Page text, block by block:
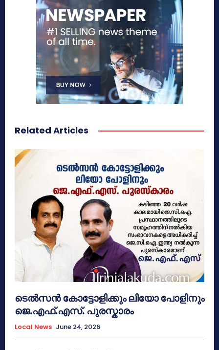
Related Articles
ടെൽസൻ കോട്ടോളിക്കും ലിയോ പോളിനും
ജെ.എഫ്.എസ്. പുരസ്കാരം
Local News June 24, 2026